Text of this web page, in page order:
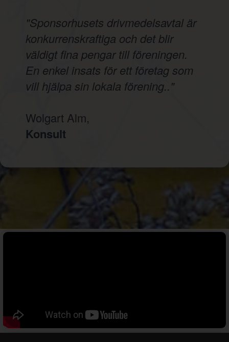
"Sponsorhusets drivmedelsavtal är
konkurrenskraftiga och det blir
väldigt fina pengar till föreningen.
En enkel insats för ett företag som
vill hjälpa sin lokala förening.."
Wolgart Alm,
Konsult